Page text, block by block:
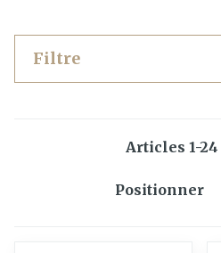
Filtre
Articles 1-24
Trier par: